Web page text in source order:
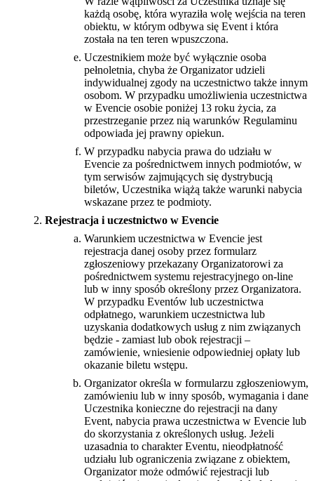
każdą osobę, która wyraziła wolę wejścia na teren
obiektu, w którym odbywa się Event i która
została na ten teren wpuszczona.
Uczestnikiem może być wyłącznie osoba
pełnoletnia, chyba że Organizator udzieli
indywidualnej zgody na uczestnictwo także innym
osobom. W przypadku umożliwienia uczestnictwa
w Evencie osobie poniżej 13 roku życia, za
przestrzeganie przez nią warunków Regulaminu
odpowiada jej prawny opiekun.
W przypadku nabycia prawa do udziału w
Evencie za pośrednictwem innych podmiotów, w
tym serwisów zajmujących się dystrybucją
biletów, Uczestnika wiążą także warunki nabycia
wskazane przez te podmioty.
Rejestracja i uczestnictwo w Evencie
Warunkiem uczestnictwa w Evencie jest
rejestracja danej osoby przez formularz
zgłoszeniowy przekazany Organizatorowi za
pośrednictwem systemu rejestracyjnego on-line
lub w inny sposób określony przez Organizatora.
W przypadku Eventów lub uczestnictwa
odpłatnego, warunkiem uczestnictwa lub
uzyskania dodatkowych usług z nim związanych
będzie - zamiast lub obok rejestracji –
zamówienie, wniesienie odpowiedniej opłaty lub
okazanie biletu wstępu.
Organizator określa w formularzu zgłoszeniowym,
zamówieniu lub w inny sposób, wymagania i dane
Uczestnika konieczne do rejestracji na dany
Event, nabycia prawa uczestnictwa w Evencie lub
do skorzystania z określonych usług. Jeżeli
uzasadnia to charakter Eventu, nieodpłatność
udziału lub ograniczenia związane z obiektem,
Organizator może odmówić rejestracji lub